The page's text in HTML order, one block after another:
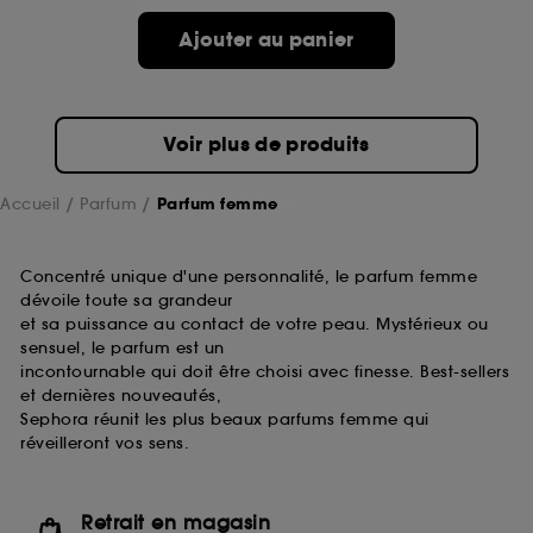
Ajouter au panier
Voir plus de produits
Accueil Parfum Parfum femme
Concentré unique d'une personnalité, le parfum femme
dévoile toute sa grandeur
et sa puissance au contact de votre peau. Mystérieux ou
sensuel, le parfum est un
incontournable qui doit être choisi avec finesse. Best-sellers
et dernières nouveautés,
Sephora réunit les plus beaux parfums femme qui
réveilleront vos sens.
Retrait en magasin
de ces cookies grâce au bouton "personnaliser mes
choix" ci-dessous ou décider de "tout accepter".
Sephora pourra associer les informations de
collectées ou générées lors de votre activité en ligne
ou en magasin. Pour refuser tous les cookies, cliques
sur "continuer sans accepter". Voous pouvez à tout
souhaitez obtenir plus d'information sur les cookies